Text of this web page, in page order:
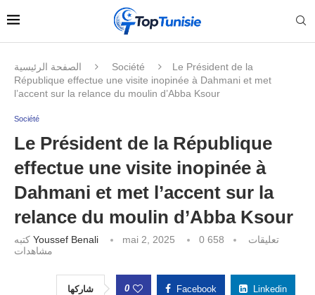
الصفحة الرئيسية Société
Le Président de la
République effectue une visite inopinée à Dahmani et met
l’accent sur la relance du moulin d’Abba Ksour
Société
Le Président de la République
effectue une visite inopinée à
Dahmani et met l’accent sur la
relance du moulin d’Abba Ksour
Youssef Benali mai 2, 2025 0 تعليقات
658
مشاهدات
شاركها 0 Facebook Linkedin